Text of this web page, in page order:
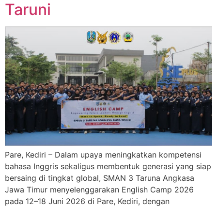
Taruni
Pare, Kediri – Dalam upaya meningkatkan kompetensi
bahasa Inggris sekaligus membentuk generasi yang siap
bersaing di tingkat global, SMAN 3 Taruna Angkasa
Jawa Timur menyelenggarakan English Camp 2026
pada 12–18 Juni 2026 di Pare, Kediri, dengan